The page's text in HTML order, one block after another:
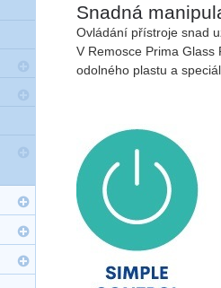
Snadná
Ovládání přístroje snad
V Remosce Prima
odolného plastu a